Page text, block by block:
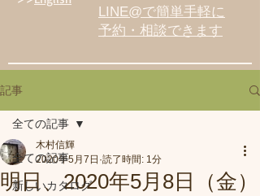
LINE@で簡単手軽に
予約・相談できます
記事
全ての記事
新しいカタログ
全ての記事
明日、2020年5月8日（金）
木村信輝
2020年5月7日 読了時間: 1分